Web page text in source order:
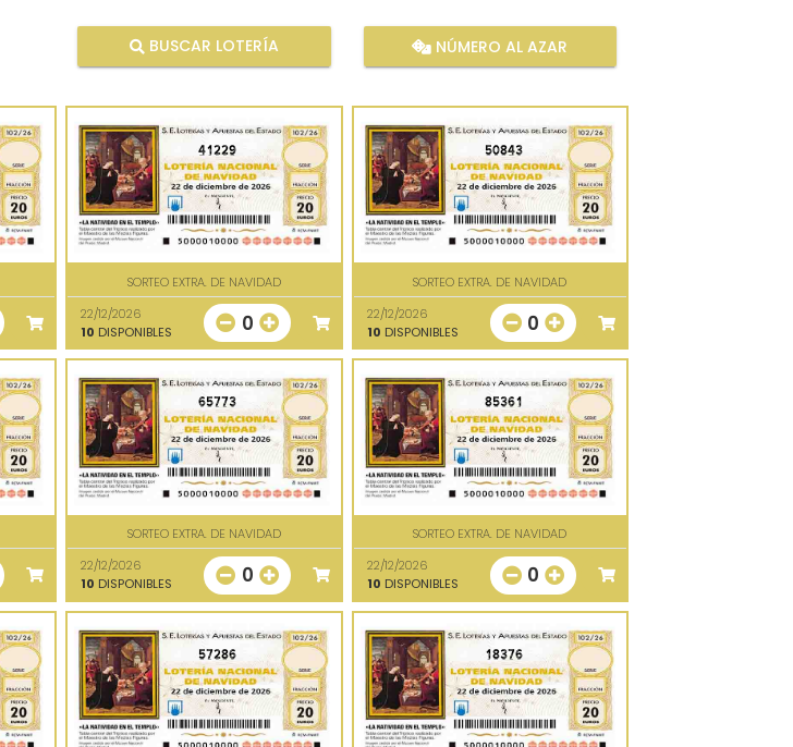
BUSCAR LOTERÍA NÚMERO AL AZAR
41229
SORTEO EXTRA. DE NAVIDAD
22/12/2026
10 DISPONIBLES 0
50843
SORTEO EXTRA. DE NAVIDAD
22/12/2026
10 DISPONIBLES 0
65773
SORTEO EXTRA. DE NAVIDAD
22/12/2026
10 DISPONIBLES 0
85361
SORTEO EXTRA. DE NAVIDAD
22/12/2026
10 DISPONIBLES 0
57286 18376